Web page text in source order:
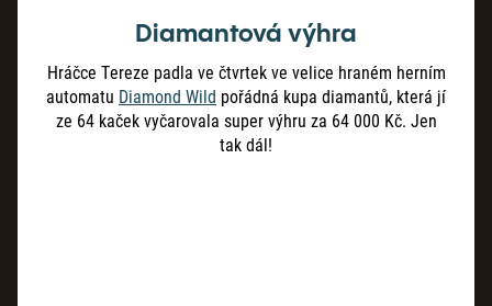
Diamantová výhra
Hráčce Tereze padla ve čtvrtek ve velice hraném herním
automatu Diamond Wild pořádná kupa diamantů, která jí
ze 64 kaček vyčarovala super výhru za 64 000 Kč. Jen
tak dál!